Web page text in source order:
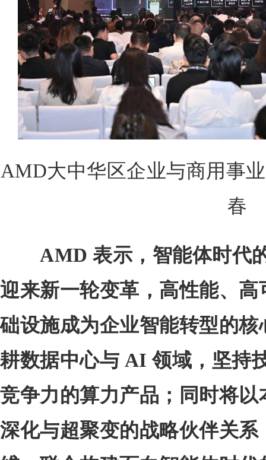
AMD大中华区企业与商用事
春
AMD 表示，智能体时代
迎来新一轮变革，高性能、
础设施成为企业智能转型的
耕数据中心与 AI 领域，坚持
竞争力的算力产品；同时将
深化与超聚变的战略伙伴关